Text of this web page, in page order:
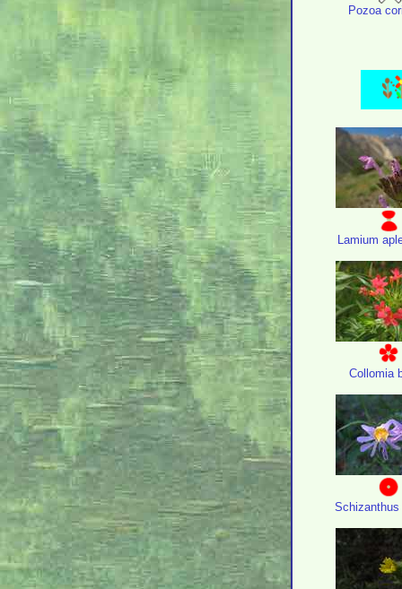
Pozoa
Lamium
Collomia
Schizanthus